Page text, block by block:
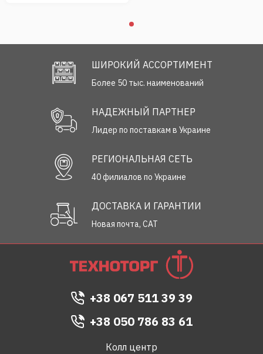
ШИРОКИЙ АССОРТИМЕНТ
Более 50 тыс. наименований
НАДЕЖНЫЙ ПАРТНЕР
Лидер по поставкам в Украине
РЕГИОНАЛЬНАЯ СЕТЬ
40 филиалов по Украине
ДОСТАВКА И ГАРАНТИИ
Новая почта, САТ
+38 067 511 39 39
+38 050 786 83 61
Колл центр